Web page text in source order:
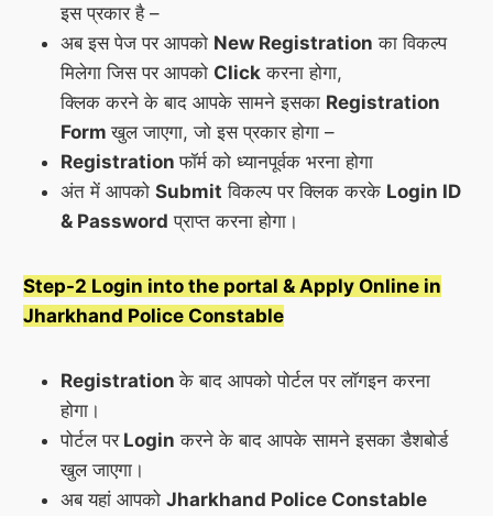
इस प्रकार है –
अब इस पेज पर आपको New Registration का विकल्प
मिलेगा जिस पर आपको Clickकरना होगा,
क्लिक करने के बाद आपके सामने इसका Registration
Formखुल जाएगा, जो इस प्रकार होगा –
Registrationफॉर्म को ध्यानपूर्वक भरना होगा
अंत में आपको Submit विकल्प पर क्लिक करके Login ID
& Password प्राप्त करना होगा।
Step-2 Login into the portal & Apply Online in
Jharkhand Police Constable
Registrationके बाद आपको पोर्टल पर लॉगइन करना
होगा।
पोर्टल परLogin करने के बाद आपके सामने इसका डैशबोर्ड
खुल जाएगा।
अब यहां आपको Jharkhand Police Constable